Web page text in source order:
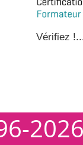
Vérifiez
2026